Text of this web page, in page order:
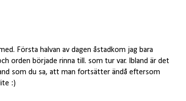
Första halvan av dagen åstadkom jag bara
orden började rinna till. som tur var. Ibland är det
som du sa, att man fortsätter ändå eftersom
:)